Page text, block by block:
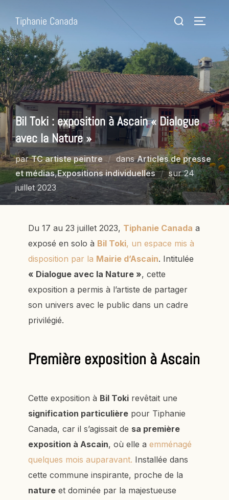
Tiphanie Canada
Bil Toki : exposition à Ascain « Dialogue
avec la Nature »
parTC artiste peintre dansArticles de presse
et médias,Expositions individuelles sur24
juillet 2023
Du 17 au 23 juillet 2023, Tiphanie Canada a
exposé en solo à Bil Toki, un espace mis à
disposition par la Mairie d’Ascain. Intitulée
« Dialogue avec la Nature », cette
exposition a permis à l’artiste de partager
son univers avec le public dans un cadre
privilégié.
Première exposition à Ascain
Cette exposition à Bil Toki revêtait une
signification particulière pour Tiphanie
Canada, car il s’agissait de sa première
exposition à Ascain, où elle a emménagé
quelques mois auparavant. Installée dans
cette commune inspirante, proche de la
nature et dominée par la majestueuse